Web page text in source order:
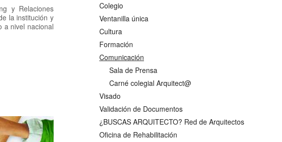
y Relaciones
la institución y
a nivel nacional
Colegio
Ventanilla única
Cultura
Formación
Comunicación
Sala de Prensa
Carné colegial Arquitect@
Visado
Validación de Documentos
¿BUSCAS ARQUITECTO? Red de Arquitectos
Oficina de Rehabilitación